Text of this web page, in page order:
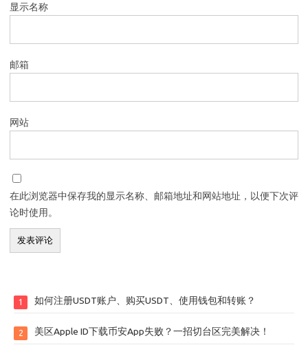
显示名称
邮箱
网站
在此浏览器中保存我的显示名称、邮箱地址和网站地址，以便下次评
论时使用。
1 如何注册USDT账户、购买USDT、使用钱包和转账？
2 美区Apple ID下载币安App失败？一招切台区完美解决！